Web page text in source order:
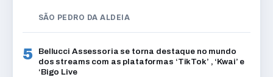
SÃO PEDRO DA ALDEIA
5
Bellucci Assessoria se torna destaque no mundo
dos streams com as plataformas ‘TikTok’ , ‘Kwai’ e
‘Bigo Live